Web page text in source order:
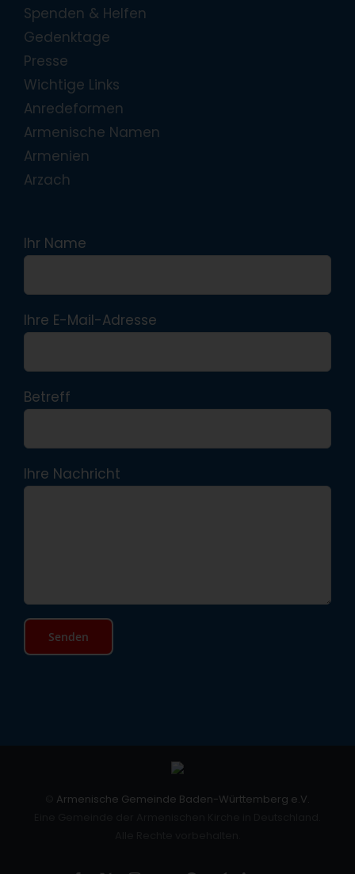
Spenden & Helfen
Gedenktage
Presse
Wichtige Links
Anredeformen
Armenische Namen
Armenien
Arzach
Ihr Name
Ihre E-Mail-Adresse
Betreff
Ihre Nachricht
Armenische Gemeinde Baden-Württemberg e.V.